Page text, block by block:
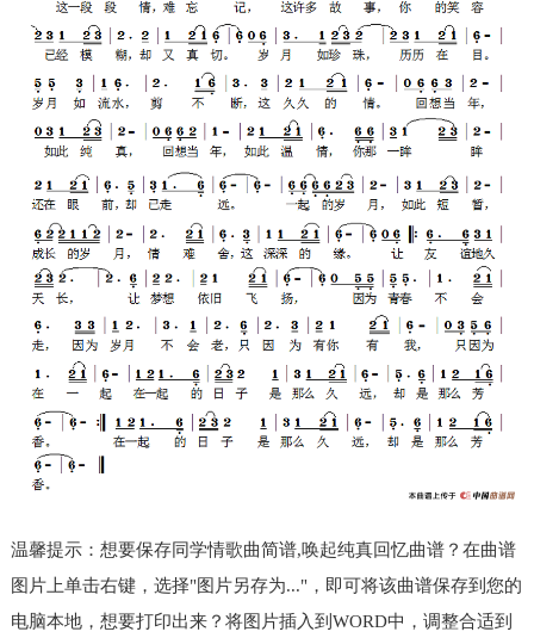
温馨提示：想要保存同学情歌曲简谱,唤起纯真回忆曲谱？在曲谱
图片上单击右键，选择"图片另存为..."，即可将该曲谱保存到您的
电脑本地，想要打印出来？将图片插入到WORD中，调整合适到